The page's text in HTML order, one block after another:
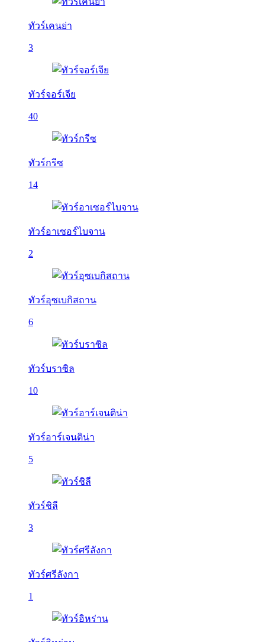
ทัวร์เคนย่า
3
ทัวร์จอร์เจีย
40
ทัวร์กรีซ
14
ทัวร์อาเซอร์ไบจาน
2
ทัวร์อุซเบกิสถาน
6
ทัวร์บราซิล
10
ทัวร์อาร์เจนติน่า
5
ทัวร์ชิลี
3
ทัวร์ศรีลังกา
1